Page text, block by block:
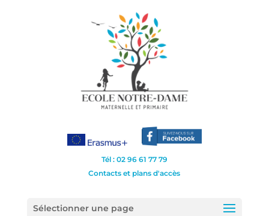
Tél : 02 96 61 77 79
Contacts et plans d'accès
Sélectionner une page